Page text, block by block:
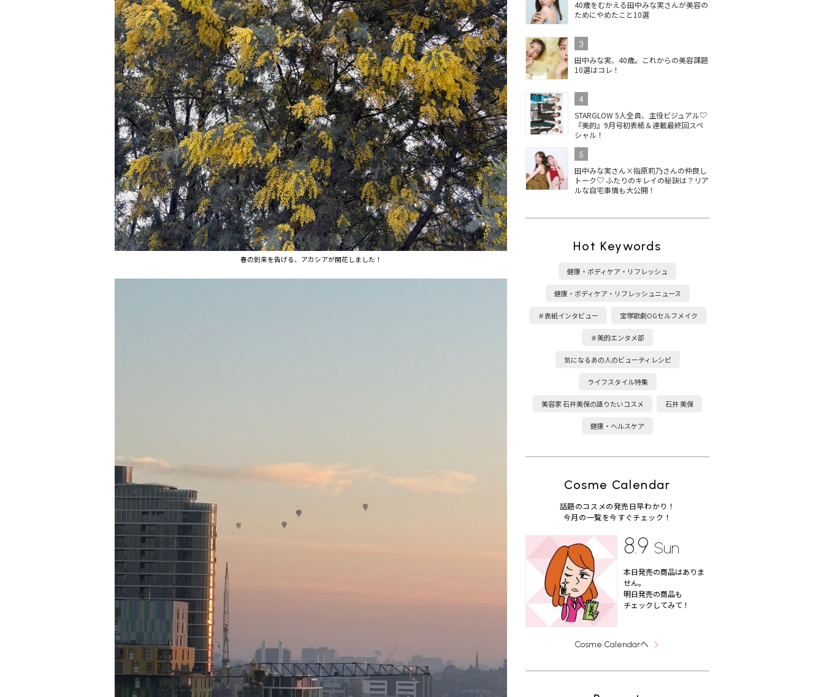
春の到来を告げる、アカシアが開花しました！
40歳をむかえる田中みな実さんが美容の
ためにやめたこと10選
3
田中みな実、40歳。これからの美容課題
10選はコレ！
4
STARGLOW 5人全員、主役ビジュアル♡
『美的』9月号初表紙＆連載最終回スペ
シャル！
5
田中みな実さん×指原莉乃さんの仲良し
トーク♡ ふたりのキレイの秘訣は？リア
ルな自宅事情も大公開！
Hot Keywords
健康・ボディケア・リフレッシュ
健康・ボディケア・リフレッシュニュース
＃表紙インタビュー 宝塚歌劇OGセルフメイク
＃美的エンタメ部
気になるあの人のビューティレシピ
ライフスタイル特集
美容家 石井美保の語りたいコスメ 石井 美保
健康・ヘルスケア
Cosme Calendar
話題のコスメの発売日早わかり！
今月の一覧を今すぐチェック！
8.9 Sun
本日発売の商品はありま
せん。
明日発売の商品も
チェックしてみて！
Cosme Calendarへ